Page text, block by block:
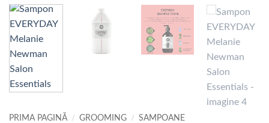
PRIMA PAGINĂ / GROOMING / SAMPOANE